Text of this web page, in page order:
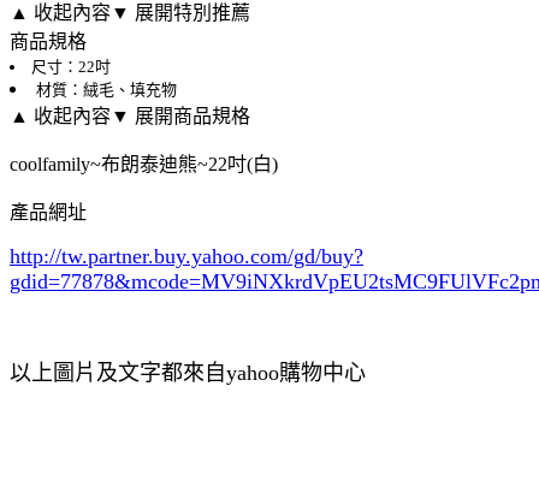
▲ 收起內容▼ 展開特別推薦
商品規格
尺寸：22吋
材質：絨毛、填充物
▲ 收起內容▼ 展開商品規格
coolfamily~布朗泰迪熊~22吋(白)
產品網址
http://tw.partner.buy.yahoo.com/gd/buy?
gdid=77878
以上圖片及文字都來自yahoo購物中心